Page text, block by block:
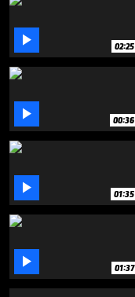
39
 02:25
 00:36
 01:35
 01:37